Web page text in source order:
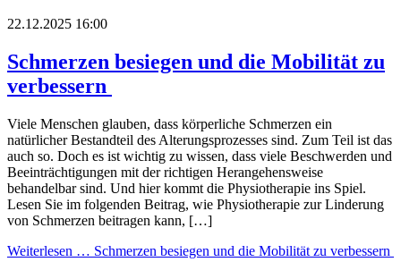
22.12.2025 16:00
Schmerzen besiegen und die Mobilität zu
verbessern
Viele Menschen glauben, dass körperliche Schmerzen ein
natürlicher Bestandteil des Alterungsprozesses sind. Zum Teil ist das
auch so. Doch es ist wichtig zu wissen, dass viele Beschwerden und
Beeinträchtigungen mit der richtigen Herangehensweise
behandelbar sind. Und hier kommt die Physiotherapie ins Spiel.
Lesen Sie im folgenden Beitrag, wie Physiotherapie zur Linderung
von Schmerzen beitragen kann, […]
Weiterlesen … Schmerzen besiegen und die Mobilität zu verbessern